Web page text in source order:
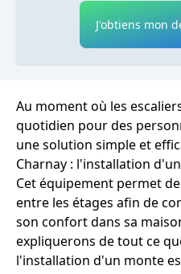
J'obtiens mon
Au moment où les
quotidien pour des
une solution simple et
Charnay : l'installation
Cet équipement permet
entre les étages afin de
son confort dans sa
expliquerons de tout ce
l'installation d'un monte